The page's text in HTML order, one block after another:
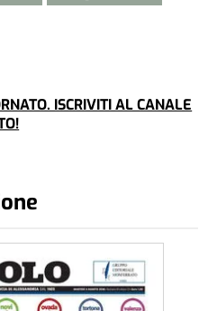
ISCRIVITI AL CANALE